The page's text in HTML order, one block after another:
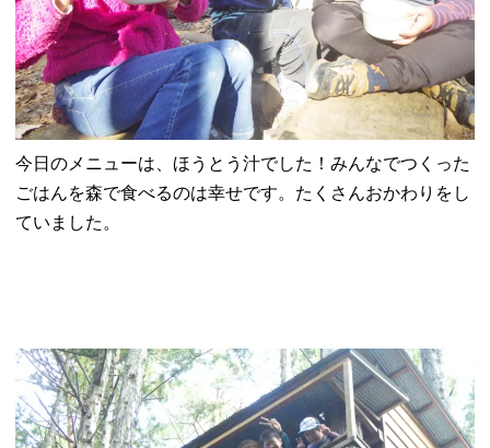
今日のメニューは、ほうとう汁でした！みんなでつくった
ごはんを森で食べるのは幸せです。たくさんおかわりをし
ていました。